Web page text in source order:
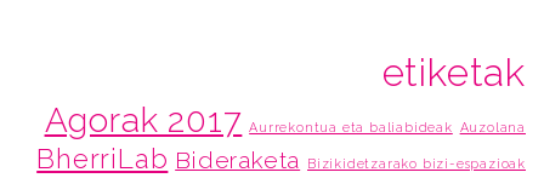
etiketak
Agorak 2017 Aurrekontua eta baliabideak Auzolana
BherriLab Bideraketa Bizikidetzarako bizi-espazioak